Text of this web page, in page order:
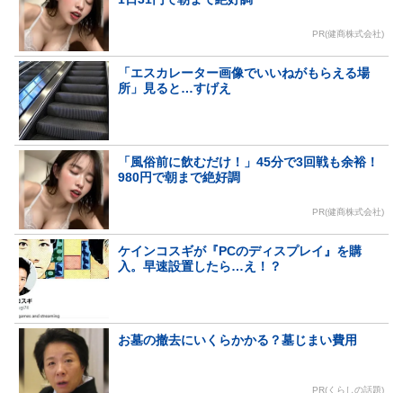
PR(健商株式会社)
「エスカレーター画像でいいねがもらえる場
所」見ると…すげえ
「風俗前に飲むだけ！」45分で3回戦も余裕！
980円で朝まで絶好調
PR(健商株式会社)
ケインコスギが『PCのディスプレイ』を購
入。早速設置したら…え！？
お墓の撤去にいくらかかる？墓じまい費用
PR(くらしの話題)